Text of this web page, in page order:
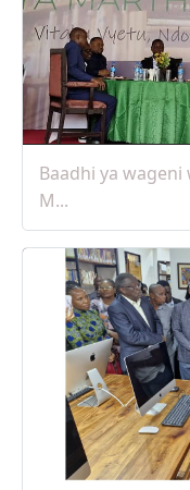
25 Apr, 2025
25 Apr, 2025
Baadhi ya
M...